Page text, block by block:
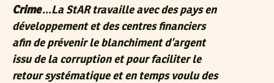
Crime…La StAR travaille avec des pays en
développement et des centres financiers
afin de prévenir le blanchiment d’argent
issu de la corruption et pour faciliter le
retour systématique et en temps voulu des